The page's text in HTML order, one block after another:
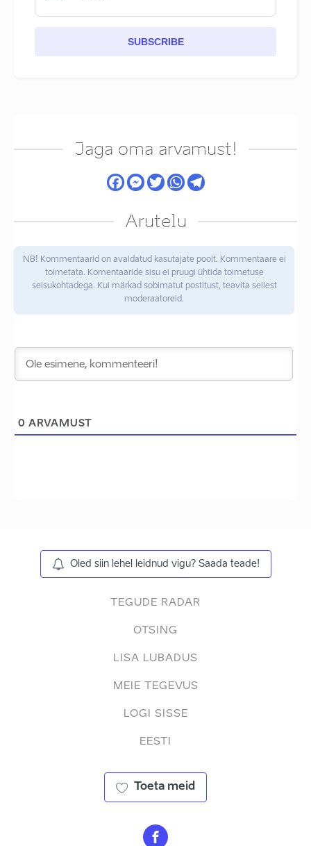
SUBSCRIBE
Jaga oma arvamust!
Arutelu
NB! Kommentaarid on avaldatud kasutajate poolt. Kommentaare ei
toimetata. Komentaaride sisu ei pruugi ühtida toimetuse
seisukohtadega. Kui märkad sobimatut postitust, teavita sellest
moderaatoreid.
0 ARVAMUST
Oled siin lehel leidnud vigu? Saada teade!
TEGUDE RADAR
OTSING
LISA LUBADUS
MEIE TEGEVUS
LOGI SISSE
EESTI
Toeta meid